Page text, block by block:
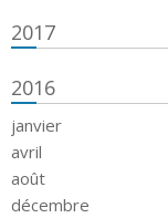
2017
2016
janvier
avril
août
décembre